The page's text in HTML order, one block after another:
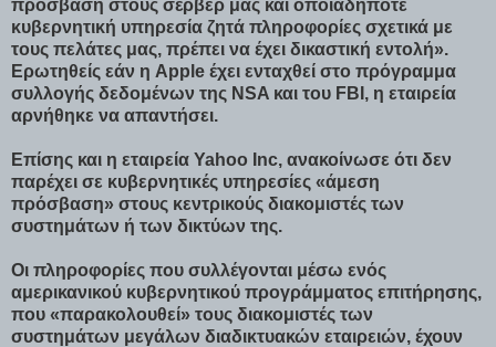
πρόσβαση στους σέρβερ μας και οποιαδήποτε
κυβερνητική υπηρεσία ζητά πληροφορίες σχετικά με
τους πελάτες μας, πρέπει να έχει δικαστική εντολή».
Ερωτηθείς εάν η Apple έχει ενταχθεί στο πρόγραμμα
συλλογής δεδομένων της NSA και του FBI, η εταιρεία
αρνήθηκε να απαντήσει.
Επίσης και η εταιρεία Yahoo Inc, ανακοίνωσε ότι δεν
παρέχει σε κυβερνητικές υπηρεσίες «άμεση
πρόσβαση» στους κεντρικούς διακομιστές των
συστημάτων ή των δικτύων της.
Οι πληροφορίες που συλλέγονται μέσω ενός
αμερικανικού κυβερνητικού προγράμματος επιτήρησης,
που «παρακολουθεί» τους διακομιστές των
συστημάτων μεγάλων διαδικτυακών εταιρειών, έχουν